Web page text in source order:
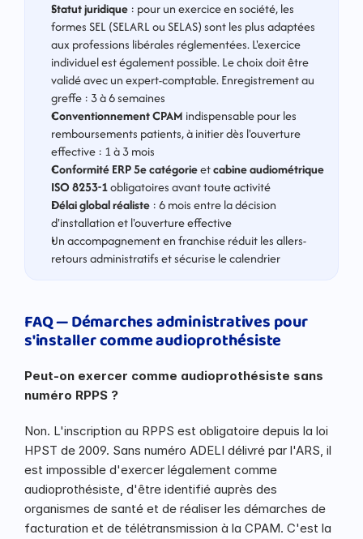
Statut juridique : pour un exercice en société, les
formes SEL (SELARL ou SELAS) sont les plus adaptées
aux professions libérales réglementées. L'exercice
individuel est également possible. Le choix doit être
validé avec un expert-comptable. Enregistrement au
greffe : 3 à 6 semaines
Conventionnement CPAM indispensable pour les
remboursements patients, à initier dès l'ouverture
effective : 1 à 3 mois
Conformité ERP 5e catégorie et cabine audiométrique
ISO 8253-1 obligatoires avant toute activité
Délai global réaliste : 6 mois entre la décision
d'installation et l'ouverture effective
Un accompagnement en franchise réduit les allers-
retours administratifs et sécurise le calendrier
FAQ — Démarches administratives pour
s'installer comme audioprothésiste
Peut-on exercer comme audioprothésiste sans
numéro RPPS ?
Non. L'inscription au RPPS est obligatoire depuis la loi
HPST de 2009. Sans numéro ADELI délivré par l'ARS, il
est impossible d'exercer légalement comme
audioprothésiste, d'être identifié auprès des
organismes de santé et de réaliser les démarches de
facturation et de télétransmission à la CPAM. C'est la